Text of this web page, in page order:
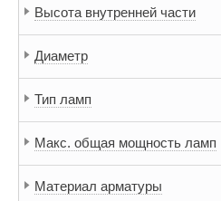
Lussole
Mantra
Odeon Light
Высота внутренней части
Диаметр
Тип ламп
Макс. общая мощность ламп
Материал арматуры